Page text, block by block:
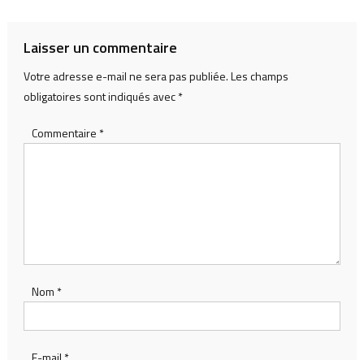
Laisser un commentaire
Votre adresse e-mail ne sera pas publiée.Les champs
obligatoires sont indiqués avec*
Commentaire *
Nom *